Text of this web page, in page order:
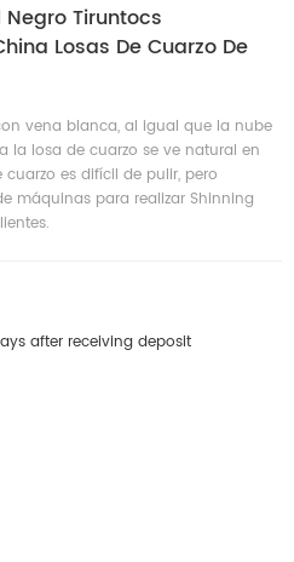
Tiruntocs
Losas De Cuarzo De
vena blanca, al igual que la nube
la losa de cuarzo se ve natural en
es difícil de pulir, pero
máquinas para realizar Shinning
after receiving deposit